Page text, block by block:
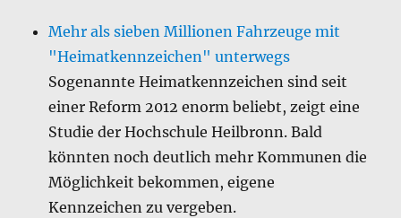
Mehr als sieben Millionen Fahrzeuge mit
"Heimatkennzeichen" unterwegs
Sogenannte Heimatkennzeichen sind seit
einer Reform 2012 enorm beliebt, zeigt eine
Studie der Hochschule Heilbronn. Bald
könnten noch deutlich mehr Kommunen die
Möglichkeit bekommen, eigene
Kennzeichen zu vergeben.